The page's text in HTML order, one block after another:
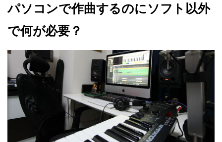
パソコンで作曲するのにソフト以外
で何が必要？